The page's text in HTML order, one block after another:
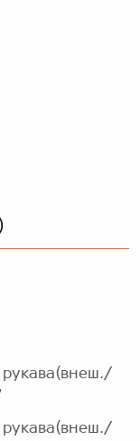
рукава(внеш./
рукава(внеш./